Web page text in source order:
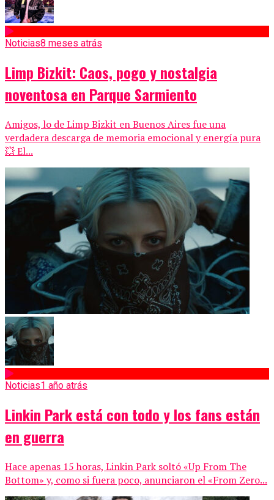
Noticias8 meses atrás
Limp Bizkit: Caos, pogo y nostalgia
noventosa en Parque Sarmiento
Amigos, lo de Limp Bizkit en Buenos Aires fue una
verdadera descarga de memoria emocional y energía pura
💥 El...
Noticias1 año atrás
Linkin Park está con todo y los fans están
en guerra
Hace apenas 15 horas, Linkin Park soltó «Up From The
Bottom» y, como si fuera poco, anunciaron el «From Zero...